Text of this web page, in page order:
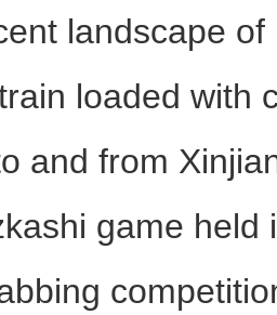
新疆乌鲁木齐：民众
landscape
loaded with
and from
game held